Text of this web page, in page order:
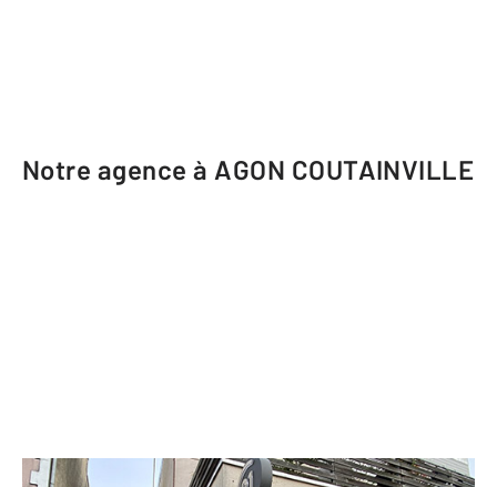
Notre agence à AGON COUTAINVILLE